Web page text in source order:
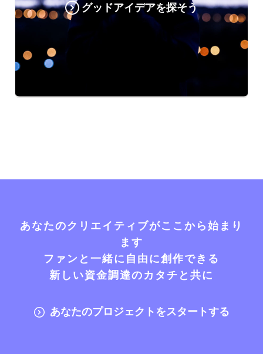
グッドアイデアを探そう
あなたのクリエイティブがここから始まり
ます
ファンと一緒に自由に創作できる
新しい資金調達のカタチと共に
あなたのプロジェクトをスタートする